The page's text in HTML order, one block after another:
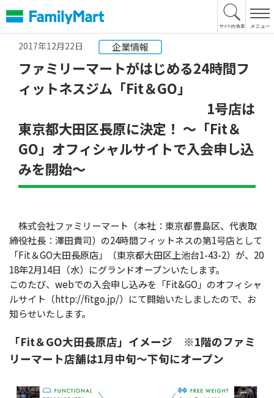
文
へ
2017年12月22日
企業情報
ファミリーマートがはじめる24時間フ
ィットネスジム「Fit＆GO」
1号店は
東京都大田区長原に決定！ ～「Fit＆
GO」オフィシャルサイトで入会申し込
みを開始～
株式会社ファミリーマート（本社：東京都豊島区、代表取
締役社長：澤田貴司）の24時間フィットネスの第1号店として
「Fit＆GO大田長原店」（東京都大田区上池台1-43-2）が、20
18年2月14日（水）にグランドオープンいたします。
このたび、webでの入会申し込みを「Fit&GO」のオフィシャ
ルサイト（http://fitgo.jp/）にて開始いたしましたので、お
知らせいたします。
「Fit＆GO大田長原店」イメージ ※1階のファミ
リーマート店舗は1月中旬～下旬にオープン